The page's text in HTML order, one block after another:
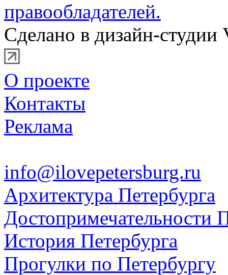
правообладателей.
Сделано в дизайн-студии
О проекте
Контакты
Реклама
info@ilovepetersburg.ru
Архитектура Петербурга
Достопримечательности
История Петербурга
Прогулки по Петербургу